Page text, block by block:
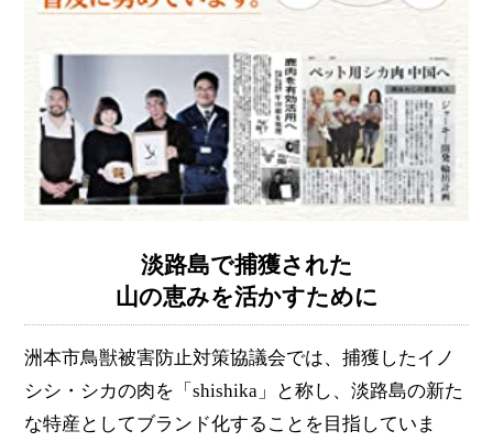
淡路島で捕獲された
山の恵みを活かすために
洲本市鳥獣被害防止対策協議会では、捕獲したイノ
シシ・シカの肉を「shishika」と称し、淡路島の新た
な特産としてブランド化することを目指していま